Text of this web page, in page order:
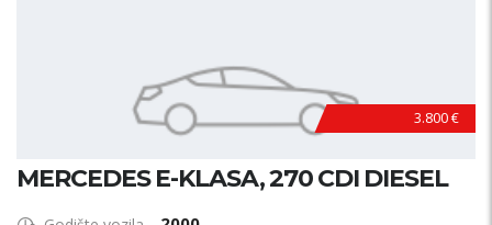
3.800 €
MERCEDES E-KLASA, 270 CDI DIESEL